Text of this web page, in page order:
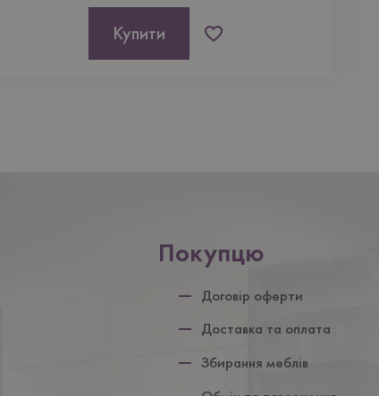
Купити
Покупцю
Договір оферти
Доставка та оплата
Збирання меблів